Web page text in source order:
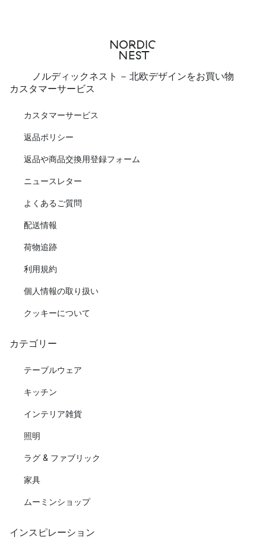
ノルディックネスト - 北欧デザインをお買い物
カスタマーサービス
カスタマーサービス
返品ポリシー
返品や商品交換用登録フォーム
ニュースレター
よくあるご質問
配送情報
荷物追跡
利用規約
個人情報の取り扱い
クッキーについて
カテゴリー
テーブルウェア
キッチン
インテリア雑貨
照明
ラグ & ファブリック
家具
ムーミンショップ
インスピレーション